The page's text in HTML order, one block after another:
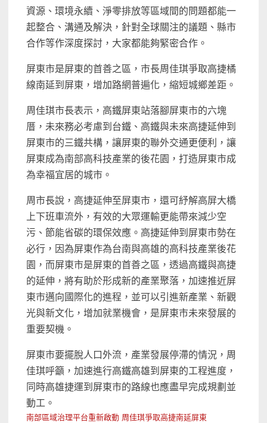
資源、環境永續、淨零排放等區域間的問題都能一
起整合、溝通及解決，針對全球關注的議題、縣市
合作等作深度探討，大家都能夠緊密合作。
屏東市是屏東的首善之區，市長周佳琪爭取高捷橘
線南延到屏東，增加路網普遍化，縮短城鄉差距。
周佳琪市長表示，高鐵屏東站落腳屏東市的六塊
厝，未來務必考慮到台鐵、高鐵與未來高捷延伸到
屏東市的三鐵共構，讓屏東的聯外交通更便利，讓
屏東成為南部高科技產業的後花園，打造屏東市成
為幸福宜居的城市。
周市長說，高捷延伸至屏東市，還可紓解高屏大橋
上下班車流外，有效的大眾運輸更能帶來減少空
污、節能省碳的環保效應。高捷延伸到屏東市勢在
必行，因為屏東作為台南與高雄的高科技產業後花
園，而屏東市是屏東的首善之區，透過高鐵與高捷
的延伸，將有助於形成新的產業聚落，加速推近屏
東市邁向國際化的進程，並可以引進新產業、新觀
光與新文化，增加就業機會，是屏東市未來發展的
重要契機。
屏東市要擺脫人口外流，產業發展停滯的情況，周
佳琪呼籲，加速進行高鐵高雄到屏東的工程進度，
同時高雄捷運到屏東市的路線也應盡早完成規劃並
動工。
南部區域治理平台重新啟動 周佳琪爭取高捷南延屏東